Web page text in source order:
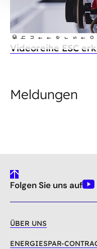
©
Videoreihe ESC
Meldungen
gehe
nach
Folgen Sie uns auf
ÜBER UNS
ENERGIESPAR-